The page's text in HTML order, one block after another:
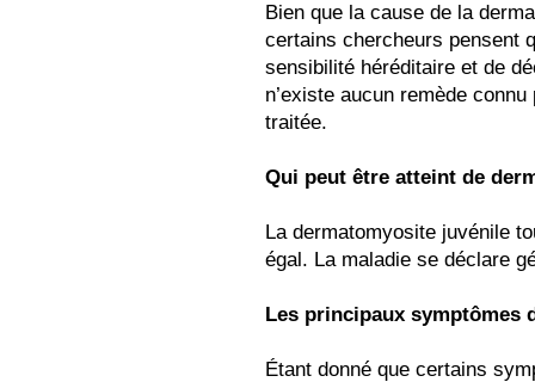
Bien que la cause de la
certains chercheurs pensent
sensibilité héréditaire et de
n’existe aucun remède
traitée.
Qui peut être atteint de
La dermatomyosite juvénile
égal. La maladie se déclare
Les principaux symptômes
Étant donné que certains